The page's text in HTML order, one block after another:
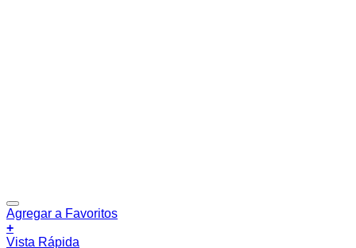
Agregar a Favoritos
+
Vista Rápida